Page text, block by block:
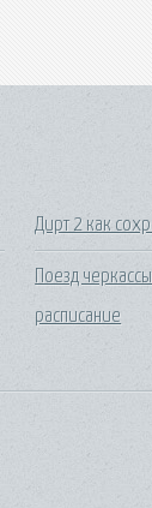
Дирт 2 как
Поезд
расписание